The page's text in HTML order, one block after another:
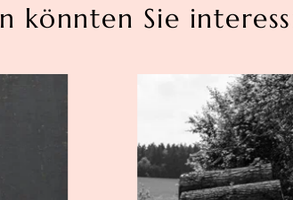
könnten Sie